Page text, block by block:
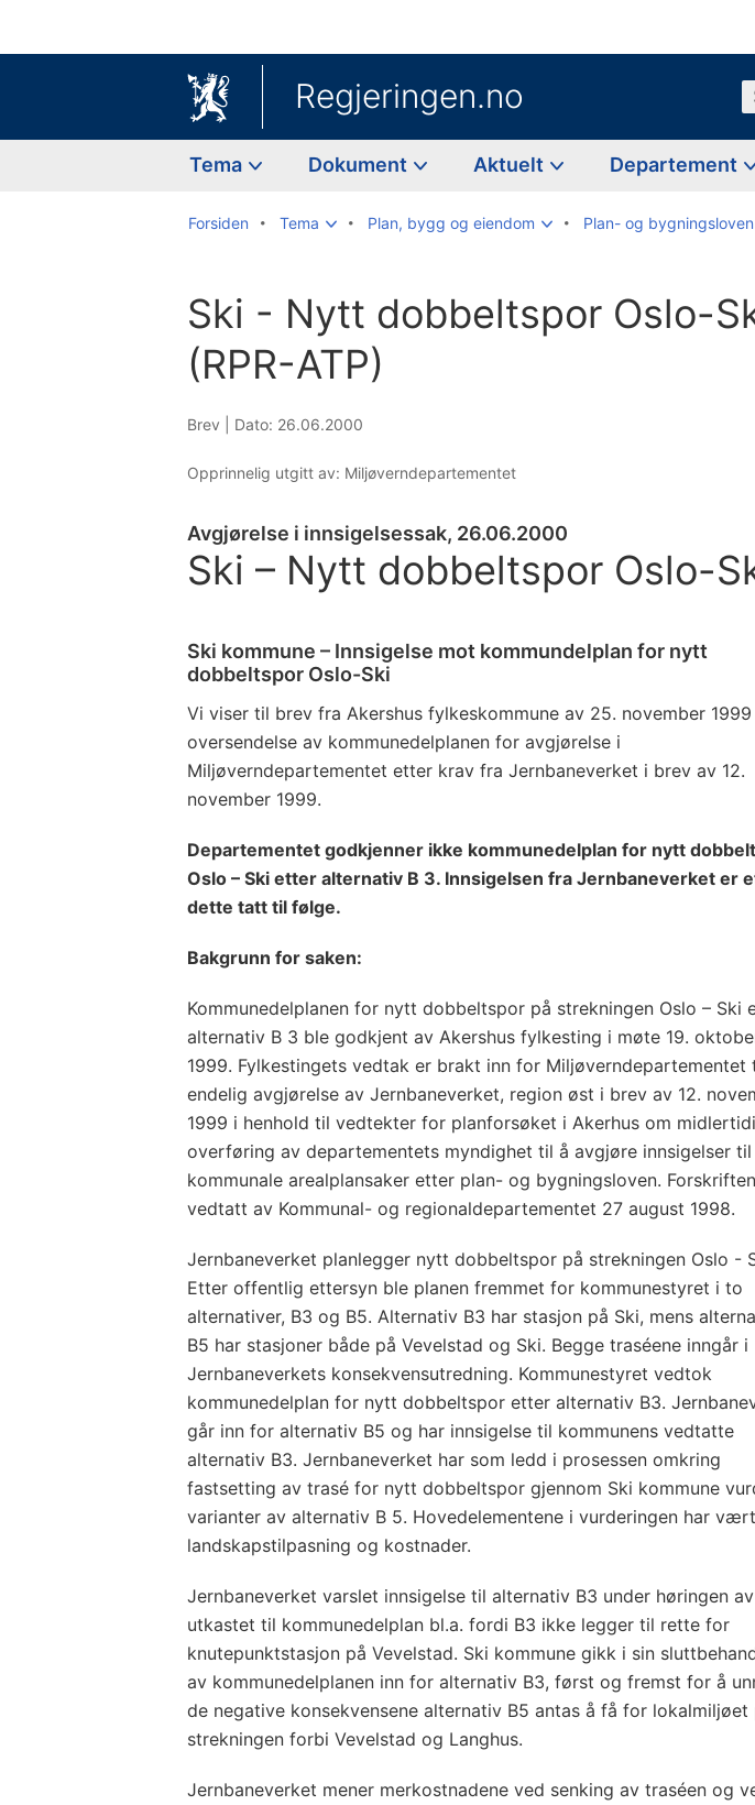
Regjeringen.no
Tema Dokument Aktuelt Departement
Forsiden Tema Plan, bygg og eiendom Plan- og bygningsloven
Ski - Nytt dobbeltspor Oslo-
(RPR-ATP)
Brev | Dato: 26.06.2000
Opprinnelig utgitt av: Miljøverndepartementet
Avgjørelse i innsigelsessak, 26.06.2000
Ski – Nytt dobbeltspor Oslo-
Ski kommune – Innsigelse mot kommundelplan for nytt
dobbeltspor Oslo-Ski
Vi viser til brev fra Akershus fylkeskommune av 25. november 1999
oversendelse av kommunedelplanen for avgjørelse i
Miljøverndepartementet etter krav fra Jernbaneverket i brev av 12.
november 1999.
Departementet godkjenner ikke kommunedelplan for nytt
Oslo – Ski etter alternativ B 3. Innsigelsen fra Jernbaneverket er
dette tatt til følge.
Bakgrunn for saken:
Kommunedelplanen for nytt dobbeltspor på strekningen Oslo – Ski
alternativ B 3 ble godkjent av Akershus fylkesting i møte 19.
1999. Fylkestingets vedtak er brakt inn for Miljøverndepartementet
endelig avgjørelse av Jernbaneverket, region øst i brev av 12.
1999 i henhold til vedtekter for planforsøket i Akerhus om
overføring av departementets myndighet til å avgjøre innsigelser til
kommunale arealplansaker etter plan- og bygningsloven.
vedtatt av Kommunal- og regionaldepartementet 27 august 1998.
Jernbaneverket planlegger nytt dobbeltspor på strekningen Oslo -
Etter offentlig ettersyn ble planen fremmet for kommunestyret i to
alternativer, B3 og B5. Alternativ B3 har stasjon på Ski, mens
B5 har stasjoner både på Vevelstad og Ski. Begge traséene inngår i
Jernbaneverkets konsekvensutredning. Kommunestyret vedtok
kommunedelplan for nytt dobbeltspor etter alternativ B3.
går inn for alternativ B5 og har innsigelse til kommunens vedtatte
alternativ B3. Jernbaneverket har som ledd i prosessen omkring
fastsetting av trasé for nytt dobbeltspor gjennom Ski kommune
varianter av alternativ B 5. Hovedelementene i vurderingen har
landskapstilpasning og kostnader.
Jernbaneverket varslet innsigelse til alternativ B3 under høringen av
utkastet til kommunedelplan bl.a. fordi B3 ikke legger til rette for
knutepunktstasjon på Vevelstad. Ski kommune gikk i sin
av kommunedelplanen inn for alternativ B3, først og fremst for å
de negative konsekvensene alternativ B5 antas å få for lokalmiljøet
strekningen forbi Vevelstad og Langhus.
Jernbaneverket mener merkostnadene ved senking av traséen og